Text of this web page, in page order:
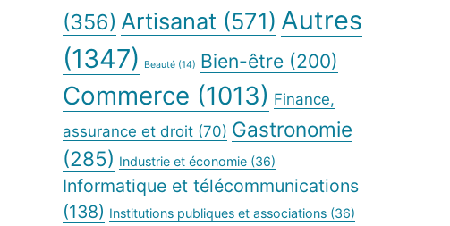
(356) Artisanat (571) Autres
(1347)
Beauté (14) Bien-être (200)
Commerce (1013) Finance,
assurance et droit (70) Gastronomie
(285) Industrie et économie (36)
Informatique et télécommunications
(138) Institutions publiques et associations (36)